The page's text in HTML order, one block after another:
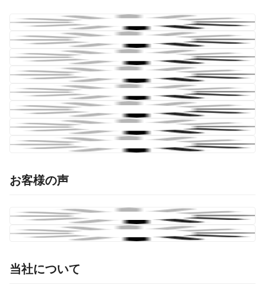
お客様の声
当社について